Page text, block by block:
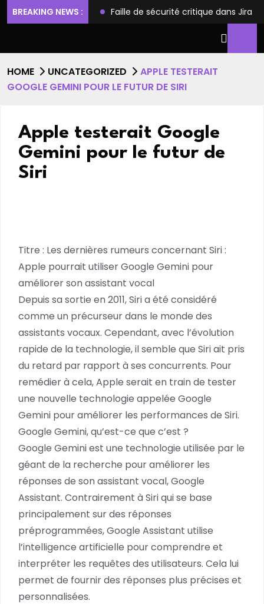
BREAKING NEWS :
et l’accès root Faille de sécurité critique dans Jira
HOME UNCATEGORIZED
APPLE TESTERAIT
GOOGLE GEMINI POUR LE FUTUR DE SIRI
Apple testerait Google
Gemini pour le futur de
Siri
Titre : Les dernières rumeurs concernant Siri :
Apple pourrait utiliser Google Gemini pour
améliorer son assistant vocal
Depuis sa sortie en 2011, Siri a été considéré
comme un précurseur dans le monde des
assistants vocaux. Cependant, avec l’évolution
rapide de la technologie, il semble que Siri ait pris
du retard par rapport à ses concurrents. Pour
remédier à cela, Apple serait en train de tester
une nouvelle technologie appelée Google
Gemini pour améliorer les performances de Siri.
Google Gemini, qu’est-ce que c’est ?
Google Gemini est une technologie utilisée par le
géant de la recherche pour améliorer les
réponses de son assistant vocal, Google
Assistant. Contrairement à Siri qui se base
principalement sur des réponses
préprogrammées, Google Assistant utilise
l’intelligence artificielle pour comprendre et
interpréter les requêtes des utilisateurs. Cela lui
permet de fournir des réponses plus précises et
personnalisées.